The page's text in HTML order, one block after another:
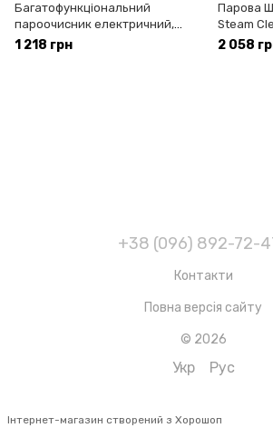
Багатофункціональний
пароочисник електричний,
Техніка ручної Steam Cleaner
1 218 грн
Парова
Steam
2 058
+38 (096) 892-72-
Контакти
Повна версія сайту
© 2026
Укр Рус
Інтернет-магазин створений з Хорошоп